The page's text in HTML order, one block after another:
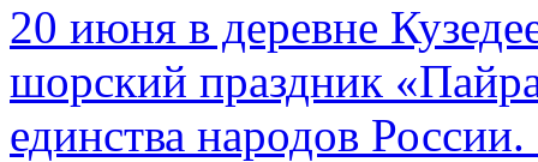
20 июня в деревне
шорский праздник
единства народов